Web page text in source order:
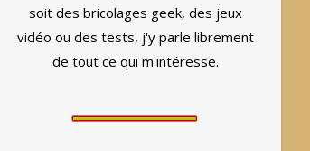
soit des bricolages geek, des jeux
vidéo ou des tests, j'y parle librement
de tout ce qui m'intéresse.